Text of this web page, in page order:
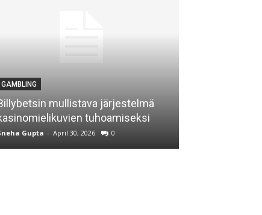
GAMBLING
mullistava järjestelmä
tuhoamiseksi
Gupta - April 30, 2026 0